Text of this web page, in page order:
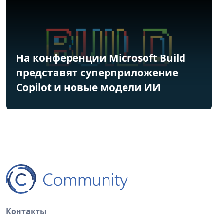
На конференции Microsoft Build
представят суперприложение
Copilot и новые модели ИИ
Контакты